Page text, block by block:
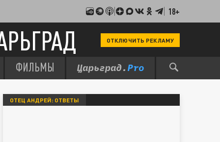
18+
ОТКЛЮЧИТЬ РЕКЛАМУ
ФИЛЬМЫ
ОТЕЦ АНДРЕЙ: ОТВЕТЫ